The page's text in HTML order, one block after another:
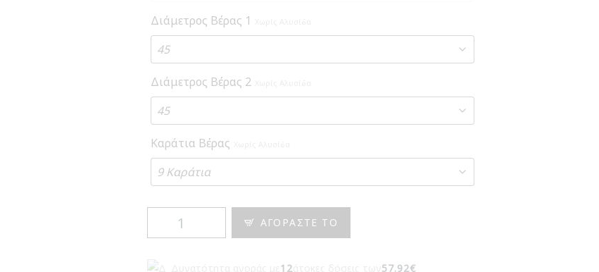
Διάμετρος Βέρας 1
Διάμετρος Βέρας 2
Καράτια Βέρας
Δίχρωμες
ΑΓΟΡΆΣΤΕ ΤΟ
12 57.92€